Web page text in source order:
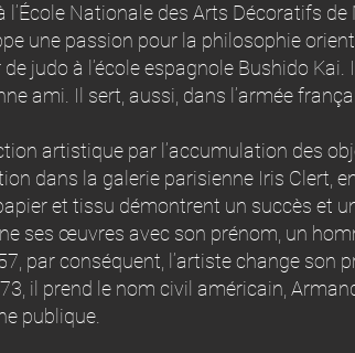
Nationale des Arts Décoratifs
une passion pour la philosophie
judo à l’école espagnole Bushido
ami. Il sert, aussi, dans l’armée
artistique par l’accumulation des
dans la galerie parisienne Iris Clert,
et tissu démontrent un succès et
ses œuvres avec son prénom, un
par conséquent, l’artiste change son
il prend le nom civil américain,
publique.